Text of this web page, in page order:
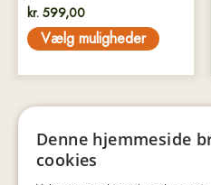
kr. 599,00
Vælg muligheder
Denne hjemmeside
cookies